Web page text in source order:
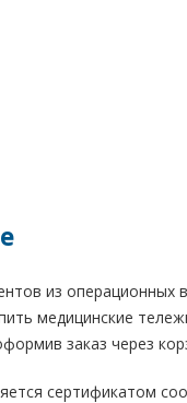
из
медицинские
заказ через
сертификатом